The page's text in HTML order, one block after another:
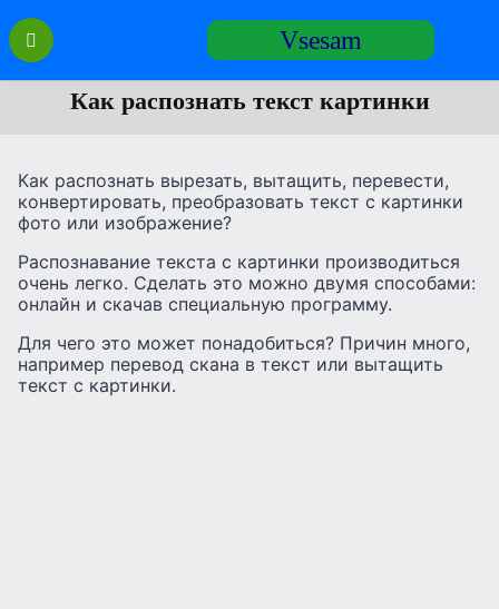
Перейти
содержанию
Vsesam
Как распознать текст картинки
Как распознать вырезать, вытащить, перевести,
конвертировать, преобразовать текст с картинки
фото или изображение?
Распознавание текста с картинки производиться
очень легко. Сделать это можно двумя способами:
онлайн и скачав специальную программу.
Для чего это может понадобиться? Причин много,
например перевод скана в текст или вытащить
текст с картинки.